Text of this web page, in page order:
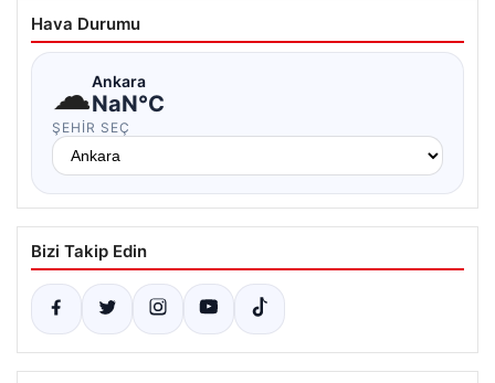
Hava Durumu
☁Ankara
NaN°C
ŞEHIR SEÇ
Bizi Takip Edin